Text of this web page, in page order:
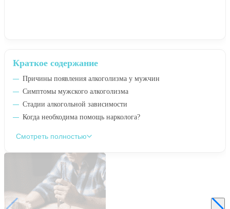
Краткое содержание
Причины появления алкоголизма у мужчин
Симптомы мужского алкоголизма
Стадии алкогольной зависимости
Когда необходима помощь нарколога?
Смотреть полностью